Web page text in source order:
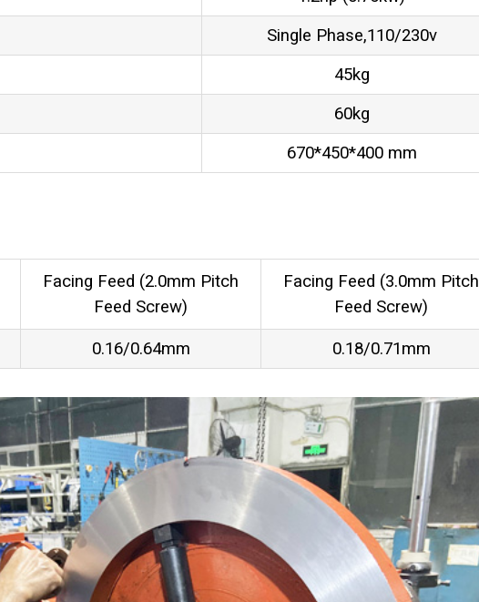
Single Phase,110/230v
45kg
60kg
670*450*400 mm
Facing Feed (2.0mm Pitch
Feed Screw)
Facing Feed (3.0mm Pitch
Feed Screw)
0.16/0.64mm 0.18/0.71mm